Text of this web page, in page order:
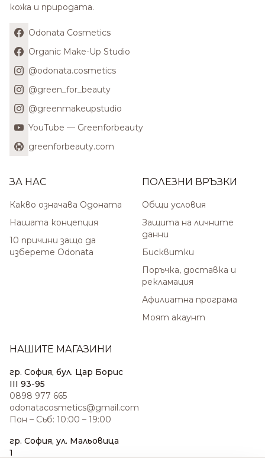
кожа и природата.
Odonata Cosmetics
Organic Make-Up Studio
@odonata.cosmetics
@green_for_beauty
@greenmakeupstudio
YouTube — Greenforbeauty
greenforbeauty.com
ЗА НАС
Какво означава Одоната
Нашата концепция
10 причини защо да
изберете Odonata
ПОЛЕЗНИ ВРЪЗКИ
Общи условия
Защита на личните
данни
Бисквитки
Поръчка, доставка и
рекламация
Афилиатна програма
Моят акаунт
НАШИТЕ МАГАЗИНИ
гр. София, бул. Цар Борис
III 93-95
0898 977 665
odonatacosmetics@gmail.com
Пон – Съб: 10:00 – 19:00
гр. София, ул. Мальовица
1